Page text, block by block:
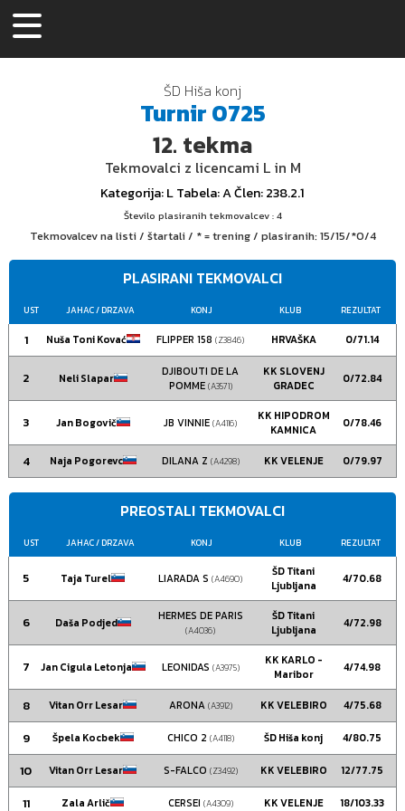
ŠD Hiša konj
Turnir0725
12. tekma
Tekmovalci z licencami L in M
Kategorija: LTabela: AČlen: 238.2.1
Število plasiranih tekmovalcev : 4
Tekmovalcev na listi / štartali / * = trening / plasiranih: 15/15/*0/4
PLASIRANI TEKMOVALCI
UST JAHAC/ DRZAVA KONJ KLUB REZULTAT
1 Nuša Toni Kovać FLIPPER 158(Z3846) HRVAŠKA 0/71.14
2 Neli Slapar
DJIBOUTI DE LA
POMME (A3571)
KK SLOVENJ
GRADEC
0/72.84
3 Jan Bogovič JB VINNIE(A4116)
KK HIPODROM
KAMNICA
0/78.46
4 Naja Pogorevc DILANA Z (A4298) KK VELENJE 0/79.97
PREOSTALI TEKMOVALCI
UST JAHAC/ DRZAVA KONJ KLUB REZULTAT
5 Taja Turel LIARADA S(A4690)
ŠD Titani
Ljubljana
4/70.68
6 Daša Podjed HERMES DE PARIS
(A4036)
ŠD Titani
Ljubljana
4/72.98
7 Jan Cigula Letonja LEONIDAS (A3975)
KK KARLO -
Maribor
4/74.98
8 Vitan Orr Lesar ARONA (A3912) KK VELEBIRO 4/75.68
9 Špela Kocbek CHICO 2 (A4118) ŠD Hiša konj 4/80.75
10 Vitan Orr Lesar S-FALCO (Z3492) KK VELEBIRO 12/77.75
11 Zala Arlič CERSEI (A4309) KK VELENJE 18/103.33